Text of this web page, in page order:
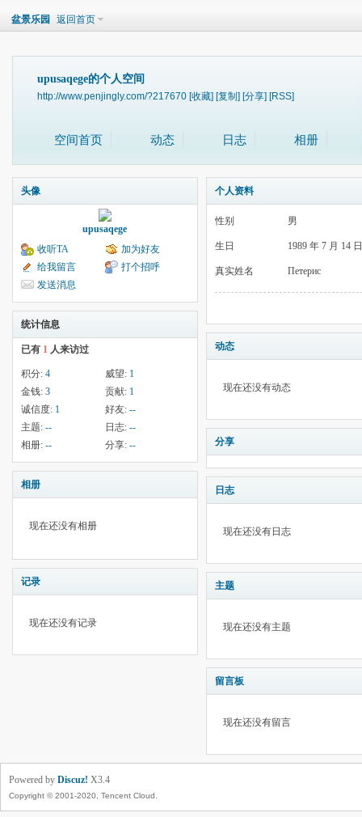
盆景乐园 返回首页
upusaqege的个人空间
http://www.penjingly.com/?217670 [收藏] [复制] [分享] [RSS]
空间首页 动态 日志 相册
头像
upusaqege
收听TA
加为好友
给我留言
打个招呼
发送消息
统计信息
已有 1 人来访过
积分: 4 威望: 1
金钱: 3 贡献: 1
诚信度: 1 好友: --
主题: -- 日志: --
相册: -- 分享: --
相册
现在还没有相册
记录
现在还没有记录
个人资料
性别 男
生日 1989 年 7 月 14 日
真实姓名 Петерис
动态
现在还没有动态
分享
日志
现在还没有日志
主题
现在还没有主题
留言板
现在还没有留言
Powered by Discuz! X3.4
Copyright © 2001-2020, Tencent Cloud.